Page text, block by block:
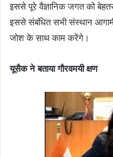
इससे पूरे वैज्ञानिक जगत को
इससे संबंधित सभी संस्थान
जोश के साथ काम करेंगे।
यूसैक ने बताया गौरवमयी क्षण